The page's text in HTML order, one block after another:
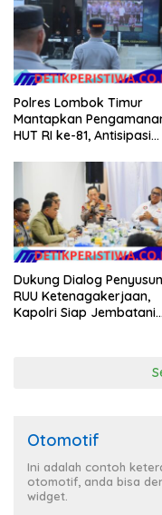
Polres Lombok Timur
Mantapkan
HUT RI ke-81, Antisipasi
Agenda Kapolri
Dukung Dialog
RUU Ketenagakerjaan,
Kapolri Siap Jembatani
Otomotif
Ini adalah contoh
otomotif, anda bisa
widget.